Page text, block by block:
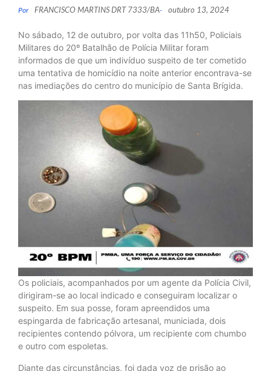
Por FRANCISCO MARTINS DRT 7333/BA- outubro 13, 2024
No sábado, 12 de outubro, por volta das 11h50, Policiais
Militares do 20º Batalhão de Polícia Militar foram
informados de que um indivíduo suspeito de ter cometido
uma tentativa de homicídio na noite anterior encontrava-se
nas imediações do centro do município de Santa Brígida.
Os policiais, acompanhados por um agente da Polícia Civil,
dirigiram-se ao local indicado e conseguiram localizar o
suspeito. Em sua posse, foram apreendidos uma
espingarda de fabricação artesanal, municiada, dois
recipientes contendo pólvora, um recipiente com chumbo
e outro com espoletas.
Diante das circunstâncias, foi dada voz de prisão ao